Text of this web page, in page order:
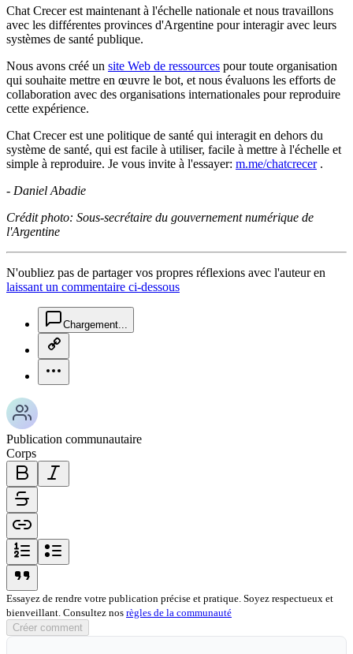
Chat Crecer est maintenant à l'échelle nationale et nous travaillons
avec les différentes provinces d'Argentine pour interagir avec leurs
systèmes de santé publique.
Nous avons créé un site Web de ressources pour toute organisation
qui souhaite mettre en œuvre le bot, et nous évaluons les efforts de
collaboration avec des organisations internationales pour reproduire
cette expérience.
Chat Crecer est une politique de santé qui interagit en dehors du
système de santé, qui est facile à utiliser, facile à mettre à l'échelle et
simple à reproduire. Je vous invite à l'essayer: m.me/chatcrecer.
- Daniel Abadie
Crédit photo: Sous-secrétaire du gouvernement numérique de
l'Argentine
N'oubliez pas de partager vos propres réflexions avec l'auteur en
laissant un commentaire ci-dessous
Chargement...
Publication communautaire
Corps
bold-icon
link-icon
ordered-list-icon
Essayez de rendre votre publication précise et pratique. Soyez respectueux et
bienveillant. Consultez nos règles de la communauté
Créer comment